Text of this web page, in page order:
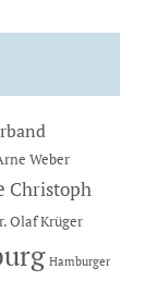
Weber
Christoph
Olaf Krüger
Hamburger